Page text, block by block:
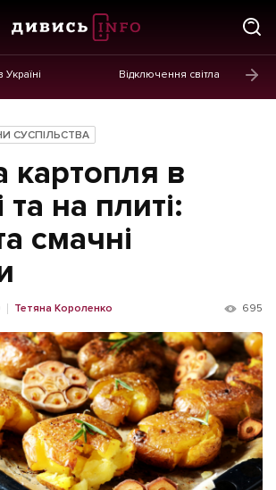
Україні Відключення світла
Прес-релізи
Фото/Відео
СУСПІЛЬСТВА
картопля в
та на плиті:
смачні
Тетяна Короленко 695